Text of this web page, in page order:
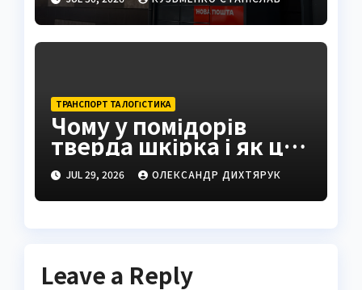
інструкція 2026
ТРАНСПОРТ ТА ЛОГІСТИКА
Чому у помідорів
тверда шкірка і як це
виправити
JUL 29, 2026 ОЛЕКСАНДР ДИХТЯРУК
Leave a Reply